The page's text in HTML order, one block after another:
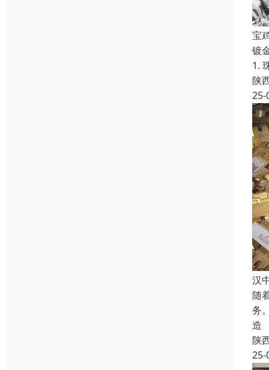
宝
镀
1.
陕
25-
汉
随
务
造
陕
25-